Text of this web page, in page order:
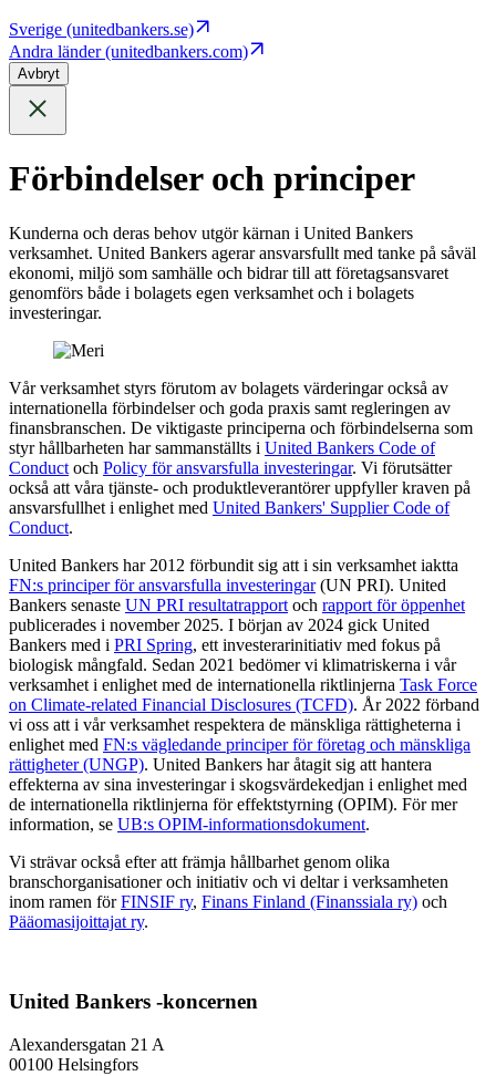
Sverige (unitedbankers.se)
Andra länder (unitedbankers.com)
Avbryt
Förbindelser och principer
Kunderna och deras behov utgör kärnan i United Bankers
verksamhet. United Bankers agerar ansvarsfullt med tanke på såväl
ekonomi, miljö som samhälle och bidrar till att företagsansvaret
genomförs både i bolagets egen verksamhet och i bolagets
investeringar.
Vår verksamhet styrs förutom av bolagets värderingar också av
internationella förbindelser och goda praxis samt regleringen av
finansbranschen. De viktigaste principerna och förbindelserna som
styr hållbarheten har sammanställts i United Bankers Code of
Conduct och Policy för ansvarsfulla investeringar. Vi förutsätter
också att våra tjänste- och produktleverantörer uppfyller kraven på
ansvarsfullhet i enlighet med United Bankers' Supplier Code of
Conduct.
United Bankers har 2012 förbundit sig att i sin verksamhet iaktta
FN:s principer för ansvarsfulla investeringar(UN PRI). United
Bankers senaste UN PRI resultatrapport och rapport för öppenhet
publicerades i november 2025. I början av 2024 gick United
Bankers med i PRI Spring, ett investerarinitiativ med fokus på
biologisk mångfald. Sedan 2021 bedömer vi klimatriskerna i vår
verksamhet i enlighet med de internationella riktlinjerna Task Force
on Climate-related Financial Disclosures (TCFD). År 2022 förband
vi oss att i vår verksamhet respektera de mänskliga rättigheterna i
enlighet med FN:s vägledande principer för företag och mänskliga
rättigheter (UNGP). United Bankers har åtagit sig att hantera
effekterna av sina investeringar i skogsvärdekedjan i enlighet med
de internationella riktlinjerna för effektstyrning (OPIM). För mer
information, se UB:s OPIM-informationsdokument.
Vi strävar också efter att främja hållbarhet genom olika
branschorganisationer och initiativ och vi deltar i verksamheten
inom ramen förFINSIF ry, Finans Finland (Finanssiala ry) och
Pääomasijoittajat ry.
United Bankers -koncernen
Alexandersgatan 21 A
00100 Helsingfors